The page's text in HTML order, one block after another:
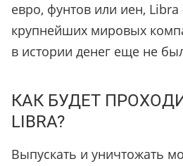
евро, фунтов или иен,
крупнейших мировых
в истории денег еще не
КАК БУДЕТ
LIBRA?
Выпускать и уничтожать